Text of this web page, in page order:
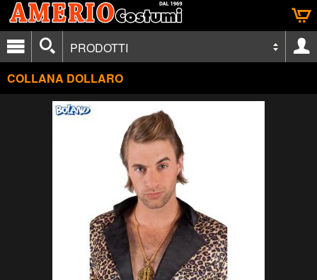
PRODOTTI
COLLANA DOLLARO